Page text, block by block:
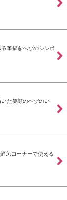
筆描きへびのシンボ
た笑顔のへびのい
魚コーナーで使える